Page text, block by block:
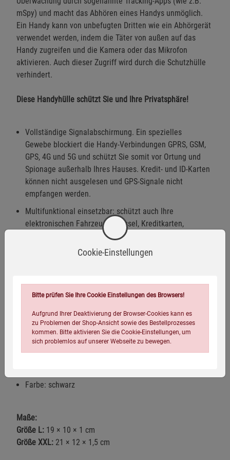
mSpy) und macht das Abhören eines Handys unmöglich.
Ein Handy kann von unbefugten Dritten wie ein Abhörgerät
verwendet werden, indem die Täter von außen auf das
Handy zugreifen und die Kamera oder das Mikrofon
aktivieren. Auch dieser Zugriff wird durch die Schutzhülle
verhindert.
Diese Handyhülle schützt Sie und Ihre Privatsphäre!
Vollständige Signalabschirmung. Ein spezielles
Gewebe blockiert die Handy-Verbindungen GPRS, GSM,
GPS, 4G und 5G und schützt Sie somit vor Ortung und
Spionage außerhalb Ihres Hauses. Kredit- und ID-Karten
können nicht ausgelesen und GPS-Signale nicht
empfangen werden.
Multifunktional einsetzbar: schützt auch Ihre
elektronischen Fahrzeugschlüssel, Kreditkarten,
Scheckkarten, ID-Karten usw.
Enthält zwei Fächer: Das hintere ist das geschützte
Schützt nicht nur Ihre Privatsphäre, sondern auch Ihre
Schwangerschaften).
Mit Klettverschluss
Kompaktes Maß (19 x 10 x 1 cm) ideal auch für große
Farbe: schwarz
Maße:
Größe L: 19 × 10 × 1 cm
Größe XXL: 21 × 12 × 1,5 cm
Cookie-Einstellungen
Bitte prüfen Sie Ihre Cookie Einstellungen des Browsers!
Aufgrund Ihrer Deaktivierung der Browser-Cookies kann es
zu Problemen der Shop-Ansicht sowie des Bestellprozesses
kommen. Bitte aktivieren Sie die Cookie-Einstellungen, um
sich problemlos auf unserer Webseite zu bewegen.
Einstellungen speichern für die GruppeEinstellungen speichern für die Gruppe